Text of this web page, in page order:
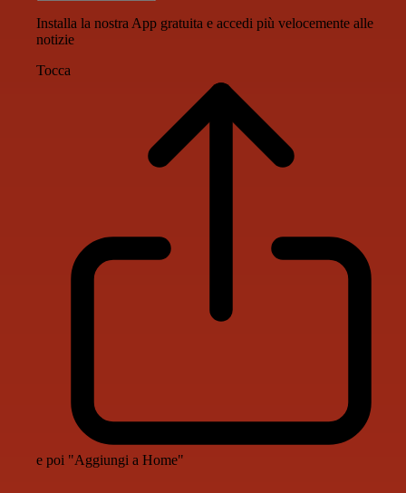
Installa la nostra App gratuita e accedi più velocemente alle
notizie
Tocca
e poi "Aggiungi a Home"